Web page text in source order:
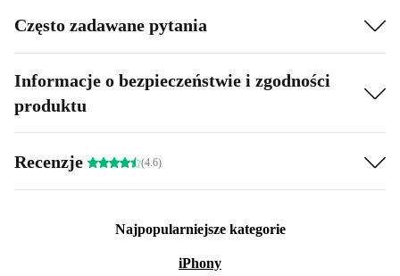
Często zadawane pytania
Informacje o bezpieczeństwie i zgodności
produktu
Recenzje (4.6)
Najpopularniejsze kategorie
iPhony